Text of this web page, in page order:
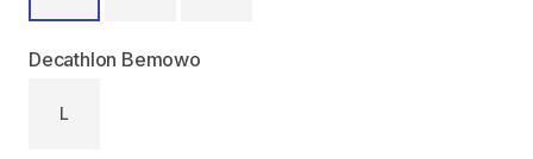
Decathlon Bemowo
L